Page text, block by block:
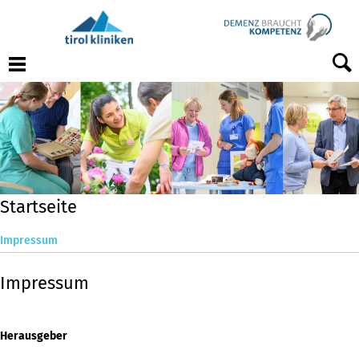
Menu
Startseite
Impressum
Impressum
Herausgeber